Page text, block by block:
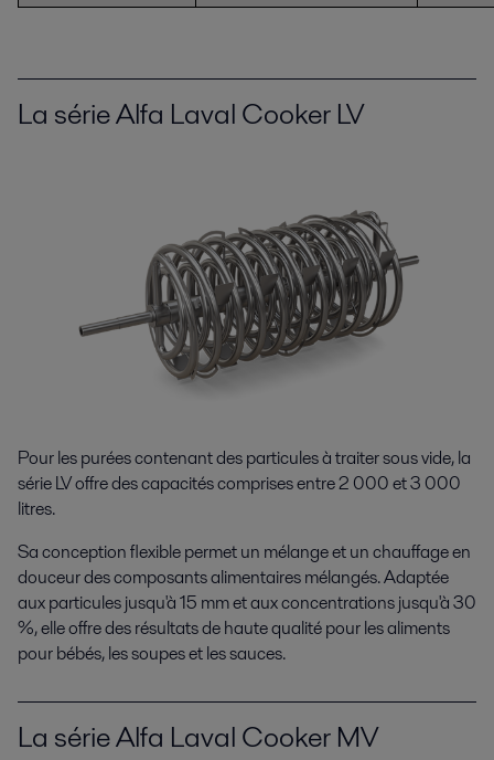
La série Alfa Laval Cooker LV
Pour les purées contenant des particules à traiter sous vide, la
série LV offre des capacités comprises entre 2 000 et 3 000
litres.
Sa conception flexible permet un mélange et un chauffage en
douceur des composants alimentaires mélangés. Adaptée
aux particules jusqu'à 15 mm et aux concentrations jusqu'à 30
%, elle offre des résultats de haute qualité pour les aliments
pour bébés, les soupes et les sauces.
La série Alfa Laval Cooker MV